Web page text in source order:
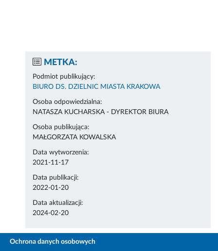
METKA:
Podmiot publikujący:
BIURO DS. DZIELNIC MIASTA KRAKOWA
Osoba odpowiedzialna:
NATASZA KUCHARSKA - DYREKTOR BIURA
Osoba publikująca:
MAŁGORZATA KOWALSKA
Data wytworzenia:
2021-11-17
Data publikacji:
2022-01-20
Data aktualizacji:
2024-02-20
Ochrona danych osobowych